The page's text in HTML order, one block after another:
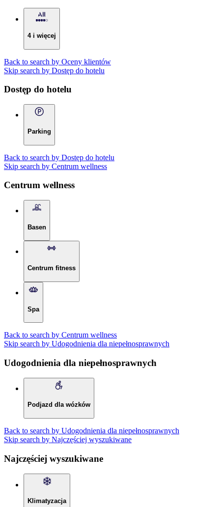
4 i więcej
Back to search by Oceny klientów
Skip search by Dostęp do hotelu
Dostęp do hotelu
Parking
Back to search by Dostęp do hotelu
Skip search by Centrum wellness
Centrum wellness
Basen
Centrum fitness
Spa
Back to search by Centrum wellness
Skip search by Udogodnienia dla niepełnosprawnych
Udogodnienia dla niepełnosprawnych
Podjazd dla wózków
Back to search by Udogodnienia dla niepełnosprawnych
Skip search by Najczęściej wyszukiwane
Najczęściej wyszukiwane
Klimatyzacja